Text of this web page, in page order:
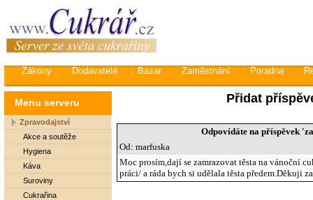
Zákony Dodavatelé Bazar Zaměstnání Poradna
Menu serveru
Zpravodajství
Akce a soutěže
Hygiena
Káva
Suroviny
Cukrařina
Přidat
Odpovídáte na příspěvek
Od: marfuska
Moc prosím,dají se zamrazovat těsta na vánoční
práci/ a ráda bych si udělala těsta předem.Děkuji